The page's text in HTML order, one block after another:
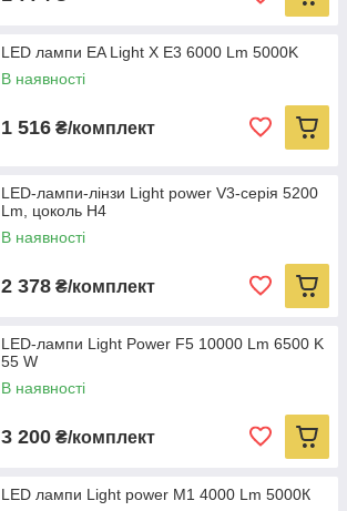
LED лампи EA Light X E3 6000 Lm 5000K
В наявності
1 516 ₴/комплект
LED-лампи-лінзи Light power V3-серія 5200
Lm, цоколь H4
В наявності
2 378 ₴/комплект
LED-лампи Light Power F5 10000 Lm 6500 K
55 W
В наявності
3 200 ₴/комплект
LED лампи Light power M1 4000 Lm 5000К